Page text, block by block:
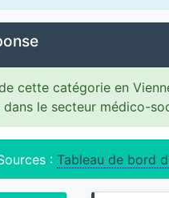
cette catégorie en
le secteur médico-
: Tableau de bord